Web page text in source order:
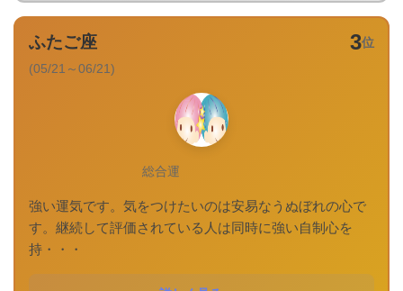
3位
ふたご座
(05/21～06/21)
総合運
強い運気です。気をつけたいのは安易なうぬぼれの心で
す。継続して評価されている人は同時に強い自制心を
持・・・